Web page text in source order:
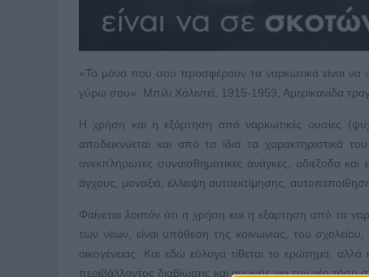
«Το μόνο που σου προσφέρουν τα ναρκωτικά είναι να
γύρω σου». Μπίλι Χάλιντεϊ, 1915-1959, Αμερικανίδα
Η χρήση και η εξάρτηση από ναρκωτικές ουσίες
αποδεικνύεται και από τα ίδια τα χαρακτηριστικά
ανεκπλήρωτες συναισθηματικές ανάγκες, αδιέξοδα
άγχους, μοναξιά, έλλειψη αυτοεκτίμησης,
Φαίνεται λοιπόν ότι η χρήση και η εξάρτηση από τα
των νέων, είναι υπόθεση της κοινωνίας, του
οικογένειας. Και εδώ εύλογα τίθεται το ερώτημα, αλλά
περιβάλλοντος διαβίωσης και αγωγής για τον νέο